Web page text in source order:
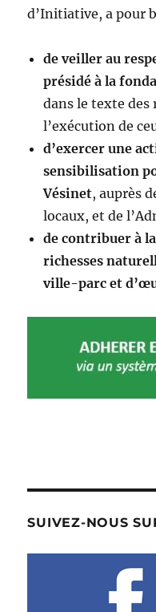
d’Initiative, a pour
de veiller au
présidé à la
dans le texte des
l’exécution de
d’exercer une
sensibilisation
Vésinet, auprès
locaux, et de
de contribuer à
richesses
ville-parc et
SUIVEZ-NOUS